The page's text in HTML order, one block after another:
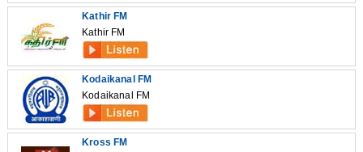
Kathir FM
Kathir FM
Kodaikanal FM
Kodaikanal FM
Kross FM